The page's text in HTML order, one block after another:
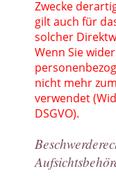
Zwecke
gilt auch für
solcher
Wenn Sie
nicht mehr
verwendet
DSGVO).